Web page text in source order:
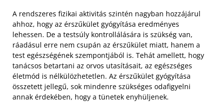
A rendszeres fizikai aktivitás szintén nagyban hozzájárul
ahhoz, hogy az érszűkület gyógyítása eredményes
lehessen. De a testsúly kontrollálására is szükség van,
ráadásul erre nem csupán az érszűkület miatt, hanem a
test egészségének szempontjából is. Tehát amellett, hogy
tanácsos betartani az orvos utasításait, az egészséges
életmód is nélkülözhetetlen. Az érszűkület gyógyítása
összetett jellegű, sok mindenre szükséges odafigyelni
annak érdekében, hogy a tünetek enyhüljenek.